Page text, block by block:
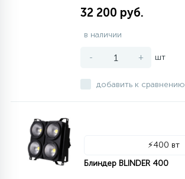
32 200 руб.
в наличии
- + шт
добавить к сравнению
⚡400 вт
Блиндер BLINDER 400